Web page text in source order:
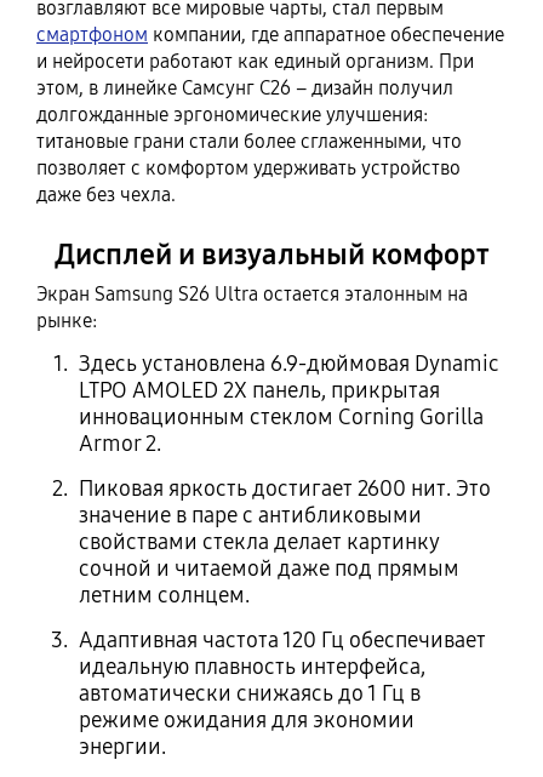
возглавляют все мировые чарты, стал первым
смартфоном компании, где аппаратное обеспечение
и нейросети работают как единый организм. При
этом, в линейке Самсунг С26 – дизайн получил
долгожданные эргономические улучшения:
титановые грани стали более сглаженными, что
позволяет с комфортом удерживать устройство
даже без чехла.
Дисплей и визуальный комфорт
Экран Samsung S26 Ultra остается эталонным на
рынке:
Здесь установлена 6.9-дюймовая Dynamic
LTPO AMOLED 2X панель, прикрытая
инновационным стеклом Corning Gorilla
Armor 2.
Пиковая яркость достигает 2600 нит. Это
значение в паре с антибликовыми
свойствами стекла делает картинку
сочной и читаемой даже под прямым
летним солнцем.
Адаптивная частота 120 Гц обеспечивает
идеальную плавность интерфейса,
автоматически снижаясь до 1 Гц в
режиме ожидания для экономии
энергии.